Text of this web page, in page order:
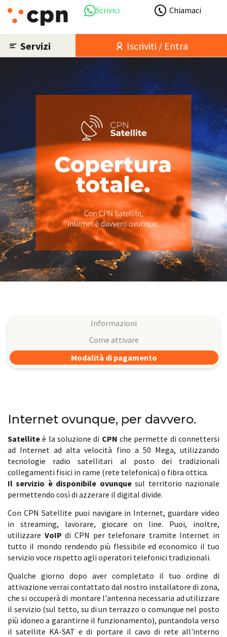
Scrivici Chiamaci
Servizi Iscriviti / Entra
Informazioni
Come attivare
Modalità di pagamento
Internet ovunque, per davvero.
Satellite è la soluzione di CPN che permette di connettersi
ad Internet ad alta velocità fino a 50 Mega, utilizzando
tecnologie radio satellitari al posto dei tradizionali
collegamenti fisici in rame (rete telefonica) o fibra ottica.
Il servizio è disponibile ovunquesul territorio nazionale
permettendo così di azzerare il digital divide.
Con CPN Satellite puoi navigare in Internet, guardare video
in streaming, lavorare, giocare on line. Puoi, inoltre,
utilizzare VoIP di CPN per telefonare tramite Internet in
tutto il mondo rendendo più flessibile ed economico il tuo
servizio voce rispetto agli operatori telefonici tradizionali.
Qualche giorno dopo aver completato il tuo ordine di
attivazione verrai contattato dal nostro installatore di zona,
che si occuperà di montare l'antenna necessaria ad utilizzare
il servizio (sul tetto, su di un terrazzo o comunque nel posto
più idoneo a garantirne il funzionamento), puntandola verso
il satellite KA-SAT e di portare il cavo di rete all'interno